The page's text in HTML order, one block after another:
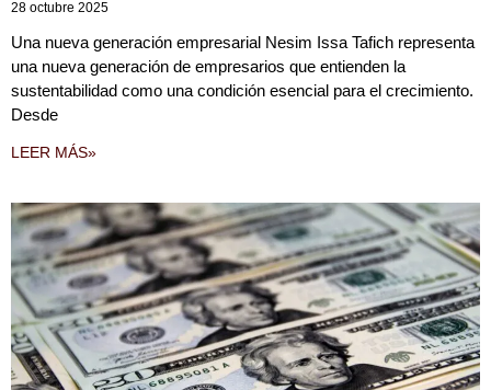
28 octubre 2025
Una nueva generación empresarial Nesim Issa Tafich representa
una nueva generación de empresarios que entienden la
sustentabilidad como una condición esencial para el crecimiento.
Desde
LEER MÁS»